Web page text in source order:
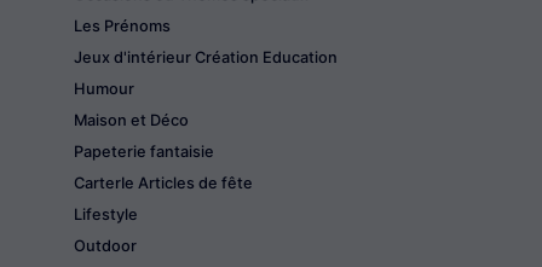
Les Prénoms
Jeux d'intérieur Création Education
Humour
Maison et Déco
Papeterie fantaisie
CarterIe Articles de fête
Lifestyle
Outdoor